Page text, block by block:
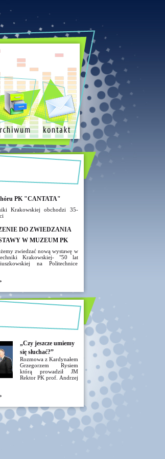
PK "CANTATA"
Krakowskiej obchodzi 35-
DO ZWIEDZANIA
W MUZEUM PK
zwiedzać nową wystawę w
Krakowskiej- "50 lat
na Politechnice
„Czy jeszcze umiemy
się słuchać?”
Rozmowa z Kardynałem
Grzegorzem Rysiem
którą prowadził JM
Rektor PK prof. Andrzej